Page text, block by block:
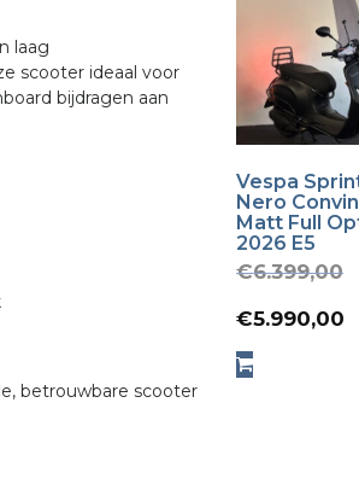
laag
scooter ideaal voor
bijdragen aan
betrouwbare scooter
Vespa
Nero
Matt Full
2026 E5
€6.399,00
€5.990,00